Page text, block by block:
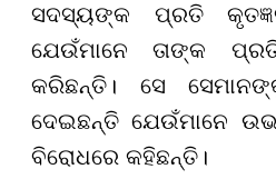
ସଦସ୍ୟଙ୍କ ପ୍ରତି
ଯେଉଁମାନେ ତାଙ୍କ
କରିଛନ୍ତି। ସେ
ଦେଇଛନ୍ତି ଯେଉଁମାନେ
ବିରୋଧରେ କହିଛନ୍ତି।